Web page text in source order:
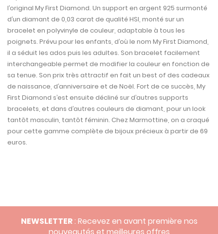
l’original My First Diamond. Un support en argent 925 surmonté
d’un diamant de 0,03 carat de qualité HSI, monté sur un
bracelet en polyvinyle de couleur, adaptable à tous les
poignets. Prévu pour les enfants, d’où le nom My First Diamond,
il a séduit les ados puis les adultes. Son bracelet facilement
interchangeable permet de modifier la couleur en fonction de
sa tenue. Son prix très attractif en fait un best of des cadeaux
de naissance, d’anniversaire et de Noël. Fort de ce succès, My
First Diamond s’est ensuite décliné sur d’autres supports
bracelets, et dans d’autres couleurs de diamant, pour un look
tantôt masculin, tantôt féminin. Chez Marmottine, on a craqué
pour cette gamme complète de bijoux précieux à partir de 69
euros.
NEWSLETTER: Recevez en avant première nos